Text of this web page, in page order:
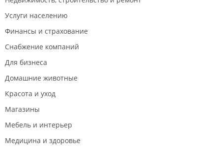
Услуги населению
Финансы и страхование
Снабжение компаний
Для бизнеса
Домашние животные
Красота и уход
Магазины
Мебель и интерьер
Медицина и здоровье